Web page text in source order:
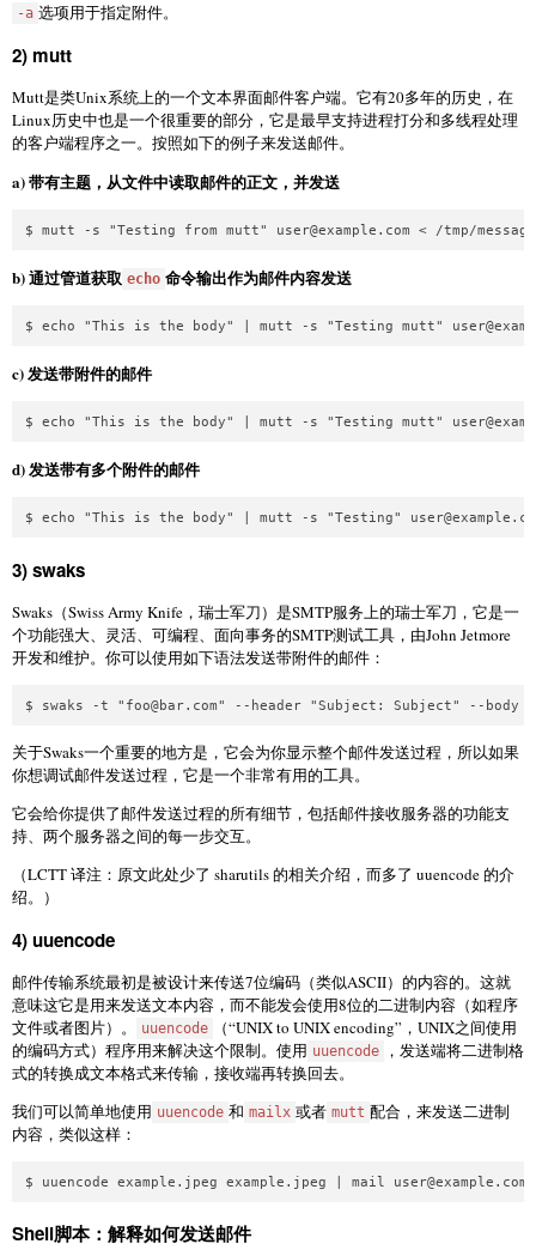
-a 选项用于指定附件。
2) mutt
Mutt是类Unix系统上的一个文本界面邮件客户端。它有20多年的历史，在
Linux历史中也是一个很重要的部分，它是最早支持进程打分和多线程处理
的客户端程序之一。按照如下的例子来发送邮件。
a) 带有主题，从文件中读取邮件的正文，并发送
$ mutt -s "Testing from mutt" user@example.com
b) 通过管道获取 echo 命令输出作为邮件内容发送
$ echo "This is the body" | mutt -s "Testing mutt"
c) 发送带附件的邮件
$ echo "This is the body" | mutt -s "Testing mutt"
d) 发送带有多个附件的邮件
$ echo "This is the body" | mutt -s "Testing"
3) swaks
Swaks（Swiss Army Knife，瑞士军刀）是SMTP服务上的瑞士军刀，它是一
个功能强大、灵活、可编程、面向事务的SMTP测试工具，由John Jetmore
开发和维护。你可以使用如下语法发送带附件的邮件：
$ swaks -t " foo@bar.com
关于Swaks一个重要的地方是，它会为你显示整个邮件发送过程，所以如果
你想调试邮件发送过程，它是一个非常有用的工具。
它会给你提供了邮件发送过程的所有细节，包括邮件接收服务器的功能支
持、两个服务器之间的每一步交互。
（LCTT 译注：原文此处少了 sharutils 的相关介绍，而多了 uuencode 的介
绍。）
4) uuencode
邮件传输系统最初是被设计来传送7位编码（类似ASCII）的内容的。这就
意味这它是用来发送文本内容，而不能发会使用8位的二进制内容（如程序
文件或者图片）。
uuencode
（“UNIX to UNIX encoding”，UNIX之间使用
的编码方式）程序用来解决这个限制。使用 uuencode
，发送端将二进制格
式的转换成文本格式来传输，接收端再转换回去。
我们可以简单地使用 uuencode 和 mailx 或者 mutt 配合，来发送二进制
内容，类似这样：
$ uuencode example.jpeg example.jpeg | mail user@example.com
Shell脚本：解释如何发送邮件